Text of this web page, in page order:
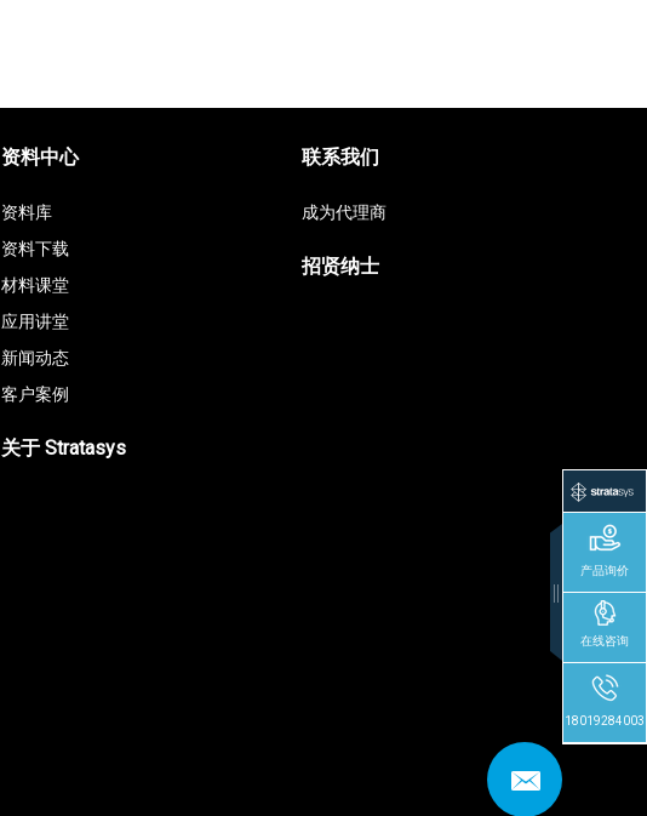
资料中心
资料库
资料下载
材料课堂
应用讲堂
新闻动态
客户案例
关于 Stratasys
联系我们
成为代理商
招贤纳士
产品询价
在线咨询
18019284003